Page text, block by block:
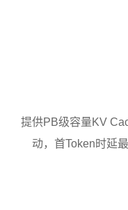
提供PB级容量KV
动，首Token时延